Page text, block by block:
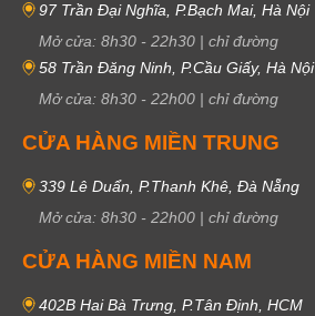
97 Trần Đại Nghĩa, P.Bạch Mai, Hà Nội
Mở cửa: 8h30 - 22h30 | chỉ đường
58 Trần Đăng Ninh, P.Cầu Giấy, Hà Nội
Mở cửa: 8h30 - 22h00 | chỉ đường
CỬA HÀNG MIỀN TRUNG
339 Lê Duẩn, P.Thanh Khê, Đà Nẵng
Mở cửa: 8h30 - 22h00 | chỉ đường
CỬA HÀNG MIỀN NAM
402B Hai Bà Trưng, P.Tân Định, HCM